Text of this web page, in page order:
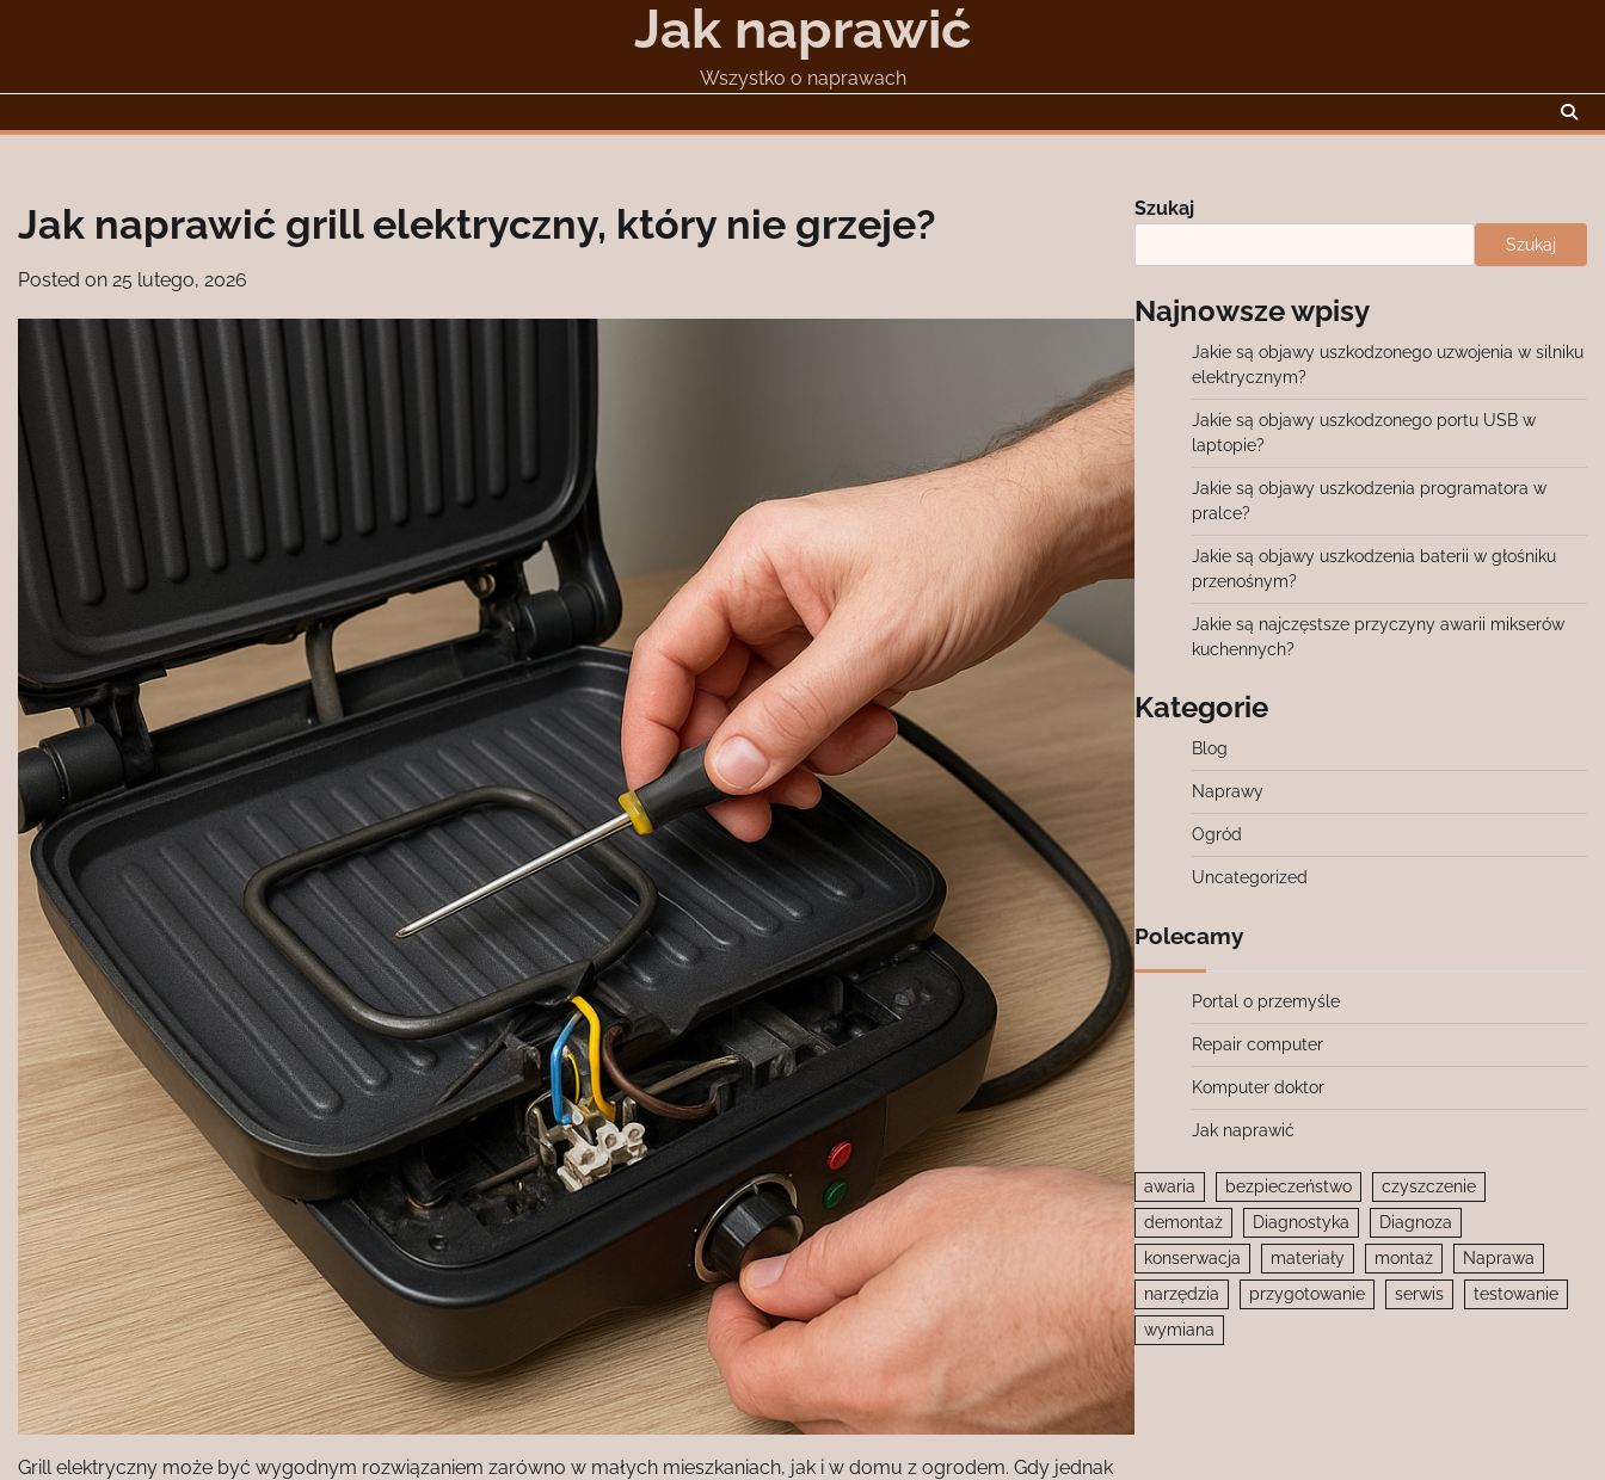
Jak naprawić
Wszystko o naprawach
Jak naprawić grill elektryczny, który nie grzeje?
Posted on 25 lutego, 2026
Grill elektryczny może być wygodnym rozwiązaniem zarówno w małych mieszkaniach, jak i w domu z ogrodem. Gdy jednak
Szukaj
Szukaj
Najnowsze wpisy
Jakie są objawy uszkodzonego uzwojenia w silniku
elektrycznym?
Jakie są objawy uszkodzonego portu USB w
laptopie?
Jakie są objawy uszkodzenia programatora w
pralce?
Jakie są objawy uszkodzenia baterii w głośniku
przenośnym?
Jakie są najczęstsze przyczyny awarii mikserów
kuchennych?
Kategorie
Blog
Naprawy
Ogród
Uncategorized
Polecamy
Portal o przemyśle
Repair computer
Komputer doktor
Jak naprawić
awaria bezpieczeństwo
czyszczenie
demontaż
Diagnostyka
Diagnoza
konserwacja
materiały montaż
Naprawa
narzędzia
przygotowanie serwis
testowanie
wymiana